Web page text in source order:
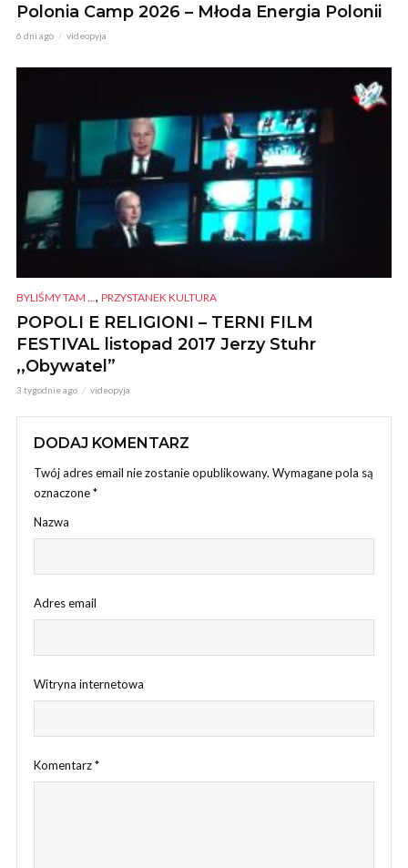
Polonia Camp 2026 – Młoda Energia Polonii
6 dni ago videopyja
BYLIŚMY TAM ..., PRZYSTANEK KULTURA
POPOLI E RELIGIONI – TERNI FILM
FESTIVAL listopad 2017 Jerzy Stuhr
,,Obywatel”
3 tygodnie ago videopyja
DODAJ KOMENTARZ
Twój adres email nie zostanie opublikowany. Wymagane pola są
oznaczone*
Nazwa
Adres email
Witryna internetowa
Komentarz*